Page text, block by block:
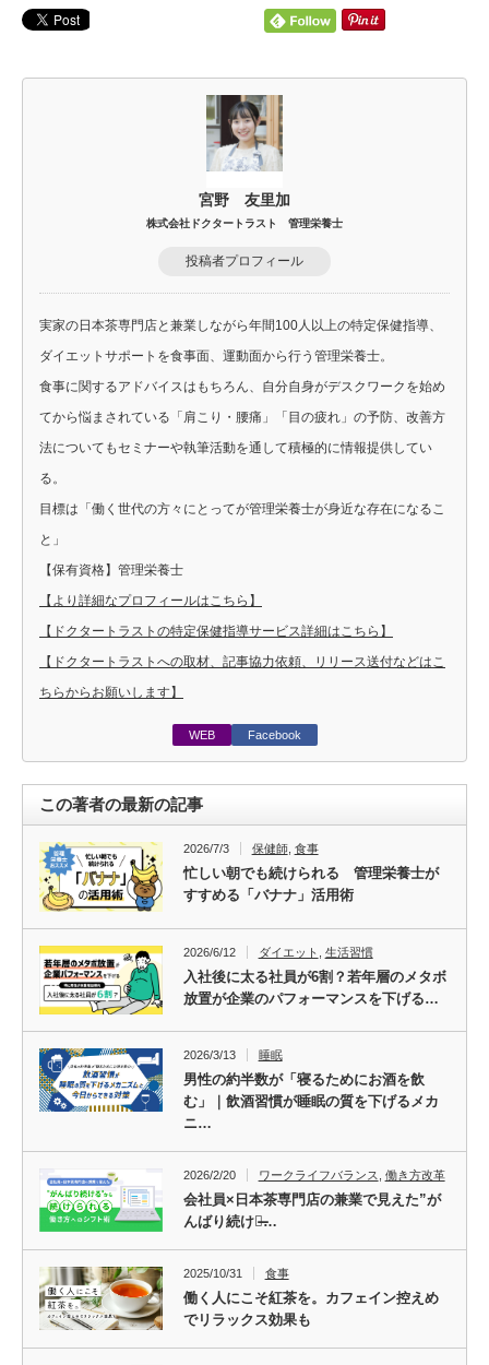
宮野 友里加
株式会社ドクタートラスト 管理栄養士
投稿者プロフィール
実家の日本茶専門店と兼業しながら年間100人以上の特定保健指導、
ダイエットサポートを食事面、運動面から行う管理栄養士。
食事に関するアドバイスはもちろん、自分自身がデスクワークを始め
てから悩まされている「肩こり・腰痛」「目の疲れ」の予防、改善方
法についてもセミナーや執筆活動を通して積極的に情報提供してい
る。
目標は「働く世代の方々にとってが管理栄養士が身近な存在になるこ
と」
【保有資格】管理栄養士
【より詳細なプロフィールはこちら】
【ドクタートラストの特定保健指導サービス詳細はこちら】
【ドクタートラストへの取材、記事協力依頼、リリース送付などはこ
ちらからお願いします】
WEB Facebook
この著者の最新の記事
2026/7/3 保健師, 食事
忙しい朝でも続けられる 管理栄養士が
すすめる「バナナ」活用術
2026/6/12 ダイエット 生活習慣
入社後に太る社員が6割？若年層のメタボ
放置が企業のパフォーマンスを下げる…
2026/3/13 睡眠
男性の約半数が「寝るためにお酒を飲
む」｜飲酒習慣が睡眠の質を下げるメカ
ニ…
2026/2/20 ワークライフバランス 働き方改革
会社員×日本茶専門店の兼業で見えた”が
んばり続ける̶…
2025/10/31 食事
働く人にこそ紅茶を。カフェイン控えめ
でリラックス効果も